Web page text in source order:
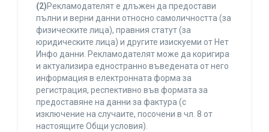
(2)Рекламодателят е длъжен да предостави
пълни и верни данни относно самоличността (за
физическите лица), правния статут (за
юридическите лица) и другите изискуеми от Нет
Инфо данни. Рекламодателят може да коригира
и актуализира едностранно въведената от него
информация в електронната форма за
регистрация, респективно във формата за
предоставяне на данни за фактура (с
изключение на случаите, посочени в чл. 8 от
настоящите Общи условия).